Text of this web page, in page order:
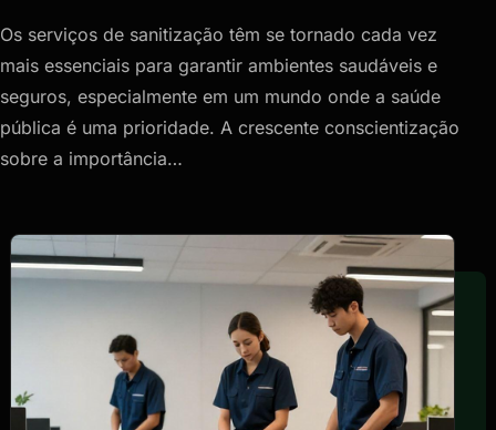
Os serviços de sanitização têm se tornado cada vez
mais essenciais para garantir ambientes saudáveis e
seguros, especialmente em um mundo onde a saúde
pública é uma prioridade. A crescente conscientização
sobre a importância…